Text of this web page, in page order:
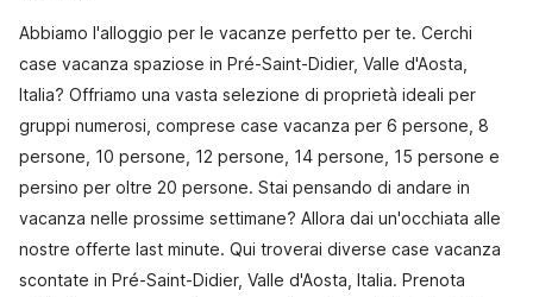
Abbiamo l'alloggio per le vacanze perfetto per te. Cerchi
case vacanza spaziose in Pré-Saint-Didier, Valle d'Aosta,
Italia? Offriamo una vasta selezione di proprietà ideali per
gruppi numerosi, comprese case vacanza per 6 persone, 8
persone, 10 persone, 12 persone, 14 persone, 15 persone e
persino per oltre 20 persone. Stai pensando di andare in
vacanza nelle prossime settimane? Allora dai un'occhiata alle
nostre offerte last minute. Qui troverai diverse case vacanza
scontate in Pré-Saint-Didier, Valle d'Aosta, Italia. Prenota